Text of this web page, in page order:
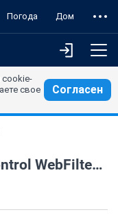
Погода Дом
cookie-
свое
Согласен
Есть пользователи SurfControl WebFilter 5?